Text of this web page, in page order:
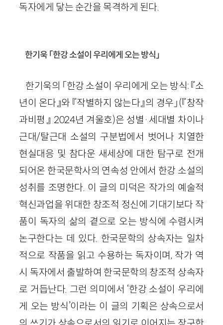
독자에게 닿는 순간을 목격하게 된다.
한기욱 「한강 소설이 우리에게 오는 방식」
한기욱의 「한강 소설이 우리에게 오는 방식: 『소
년이 온다』와 『작별하지 않는다』의 경우」(『창작
과비평』 2024년 겨울호)은 성별·세대별 차이나
근대/탈근대 소설의 구분법에서 벗어나 치열한
현실대응 및 참다운 새세상에 대한 탐구로 전개
되어온 한국문학사의 연속성 안에서 한강 소설의
성취를 조명한다. 이 글의 미덕은 작가의 예술적
혁신과업을 위대한 창조적 정신에 기대기보다 작
품이 독자의 삶의 곁으로 오는 방식에 수렴시켜
논구한다는 데 있다. 한국문학의 상속자는 일차
적으로 작품을 읽고 수용하는 독자이며, 작가 역
시 독자에서 출발하여 한국문학의 창조적 상속자
로 거듭난다. 그런 의미에서 ‘한강 소설이 우리에
게 오는 방식’이라는 이 글의 기획은 상속으로서